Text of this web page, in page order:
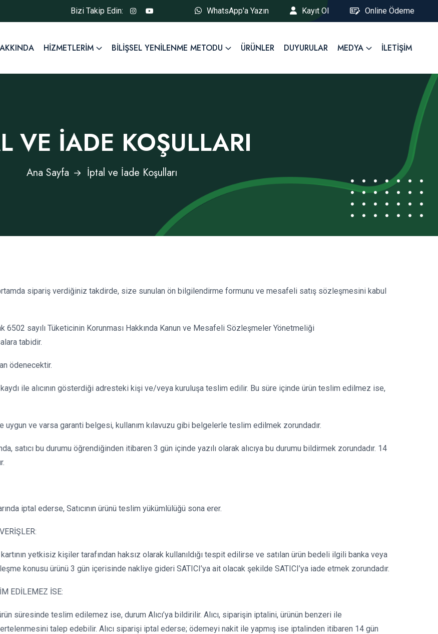
Bizi Takip Edin: WhatsApp'a Yazın Kayıt Ol Online Ödeme
HIZMETLERIM BILIŞSEL YENILENME METODU ÜRÜNLER DUYURULAR MEDYA İLETIŞIM
VE İADE KOŞULLARI
Ana Sayfa İptal ve İade Koşulları
sipariş verdiğiniz takdirde, size sunulan ön bilgilendirme formunu ve mesafeli satış sözleşmesini kabul
6502 sayılı Tüketicinin Korunması Hakkında Kanun ve Mesafeli Sözleşmeler Yönetmeliği
tabidir.
ödenecektir.
ile alıcının gösterdiği adresteki kişi ve/veya kuruluşa teslim edilir. Bu süre içinde ürün teslim edilmez ise,
ve varsa garanti belgesi, kullanım kılavuzu gibi belgelerle teslim edilmek zorundadır.
satıcı bu durumu öğrendiğinden itibaren 3 gün içinde yazılı olarak alıcıya bu durumu bildirmek zorundadır. 14
iptal ederse, Satıcının ürünü teslim yükümlülüğü sona erer.
yetkisiz kişiler tarafından haksız olarak kullanıldığı tespit edilirse ve satılan ürün bedeli ilgili banka veya
konusu ürünü 3 gün içerisinde nakliye gideri SATICI’ya ait olacak şekilde SATICI’ya iade etmek zorundadır.
EDİLEMEZ İSE:
süresinde teslim edilemez ise, durum Alıcı’ya bildirilir. Alıcı, siparişin iptalini, ürünün benzeri ile
talep edebilir. Alıcı siparişi iptal ederse; ödemeyi nakit ile yapmış ise iptalinden itibaren 14 gün